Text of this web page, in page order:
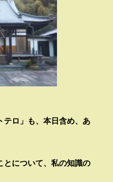
テロ」も、本日含め、あ
とについて、私の知識の